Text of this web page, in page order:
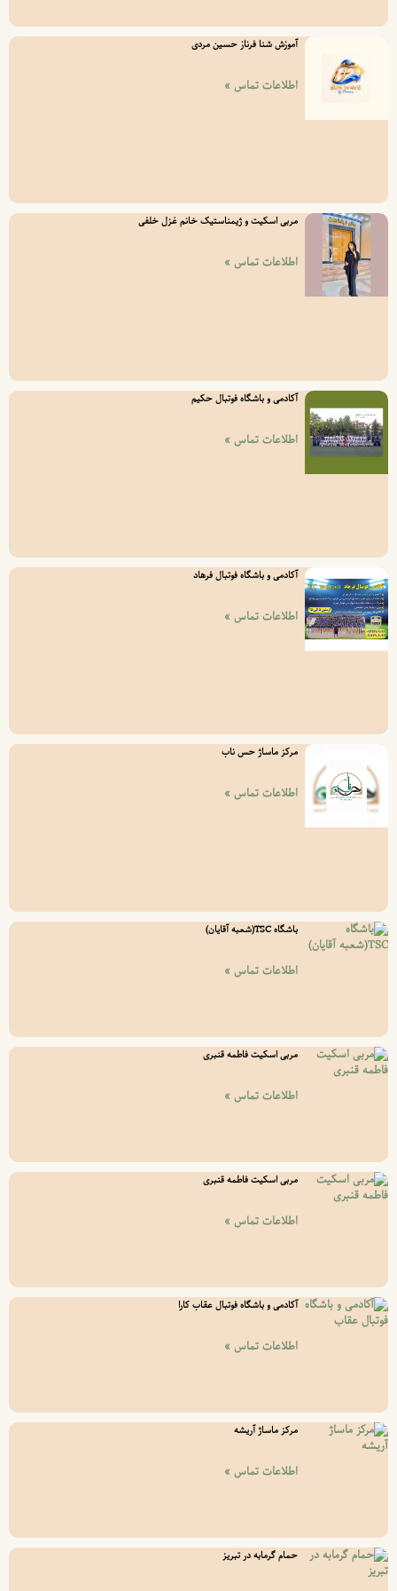
آموزش شنا فرناز حسین مردی
اطلاعات تماس »
مربی اسکیت و ژیمناستیک خانم غزل خلفی
اطلاعات تماس »
آکادمی و باشگاه فوتبال حکیم
اطلاعات تماس »
آکادمی و باشگاه فوتبال فرهاد
اطلاعات تماس »
مرکز ماساژ حس ناب
اطلاعات تماس »
‎باشگاه TSC(شعبه آقایان)
اطلاعات تماس »
مربی اسکیت فاطمه قنبری
اطلاعات تماس »
مربی اسکیت فاطمه قنبری
اطلاعات تماس »
آکادمی و باشگاه فوتبال عقاب کارا
اطلاعات تماس »
مرکز ماساژ آریشه
اطلاعات تماس »
حمام گرمابه در تبریز